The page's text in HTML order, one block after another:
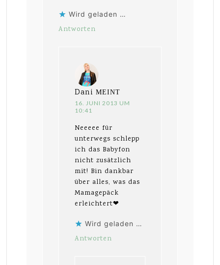
Wird geladen …
Antworten
Dani MEINT
16. JUNI 2013 UM
10:41
Neeeee für
unterwegs schlepp
ich das Babyfon
nicht zusätzlich
mit! Bin dankbar
über alles, was das
Mamagepäck
erleichtert❤
Wird geladen …
Antworten